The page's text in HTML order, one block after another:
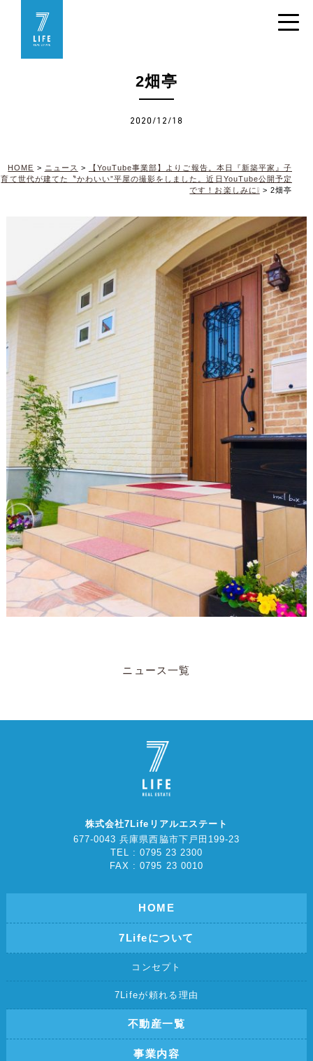
2畑亭
2020/12/18
HOME > ニュース >
【YouTube事業部】よりご報告。本日『新築平家』子
育て世代が建てた〝かわいい”平屋の撮影をしました。近日YouTube公開予定
です！お楽しみに❕ > 2畑亭
ニュース一覧
株式会社7Lifeリアルエステート
677-0043 兵庫県西脇市下戸田199-23
TEL : 0795 23 2300
FAX : 0795 23 0010
HOME
7Lifeについて
コンセプト
7Lifeが頼れる理由
不動産一覧
事業内容